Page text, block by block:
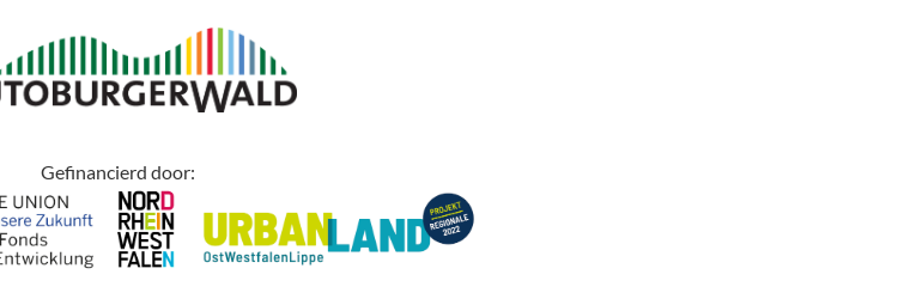
Gefinancierd door: